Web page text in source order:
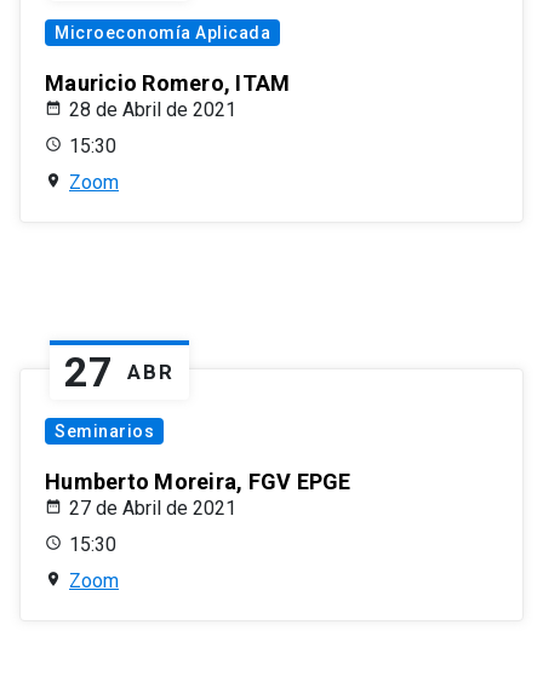
Microeconomía Aplicada
Mauricio Romero, ITAM
28 de Abril de 2021
15:30
Zoom
27 ABR
Seminarios
Humberto Moreira, FGV EPGE
27 de Abril de 2021
15:30
Zoom